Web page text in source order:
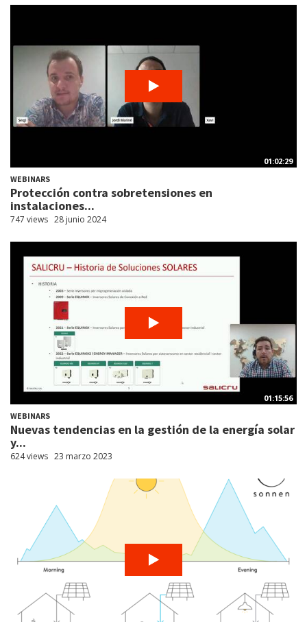
01:02:29
WEBINARS
Protección contra sobretensiones en
instalaciones...
747 views 28 junio 2024
01:15:56
WEBINARS
Nuevas tendencias en la gestión de la energía solar
y...
624 views 23 marzo 2023